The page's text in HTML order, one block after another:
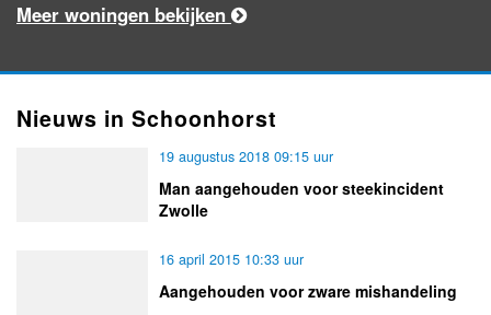
Meer woningen bekijken
Nieuws in Schoonhorst
19 augustus 2018 09:15 uur
Man aangehouden voor steekincident
Zwolle
16 april 2015 10:33 uur
Aangehouden voor zware mishandeling